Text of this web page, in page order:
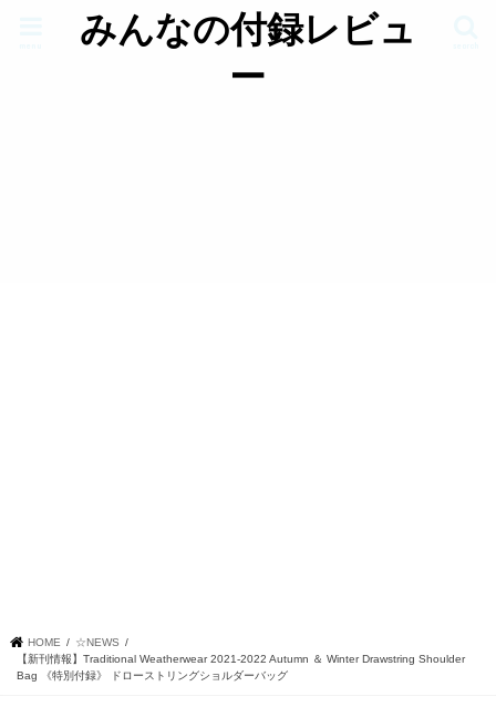
みんなの付録レビュ
ー
HOME
☆NEWS
【新刊情報】Traditional Weatherwear 2021-2022 Autumn ＆ Winter Drawstring Shoulder
Bag 《特別付録》 ドローストリングショルダーバッグ